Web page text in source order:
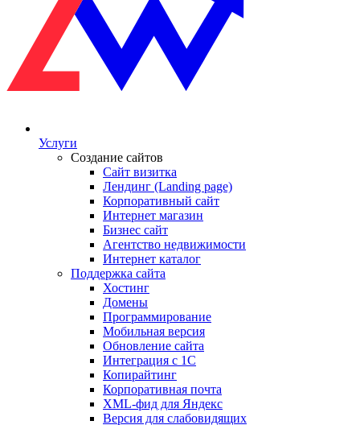
Услуги
Создание сайтов
Сайт визитка
Лендинг (Landing page)
Корпоративный сайт
Интернет магазин
Бизнес сайт
Агентство недвижимости
Интернет каталог
Поддержка сайта
Хостинг
Домены
Программирование
Мобильная версия
Обновление сайта
Интеграция с 1С
Копирайтинг
Корпоративная почта
XML-фид для Яндекс
Версия для слабовидящих